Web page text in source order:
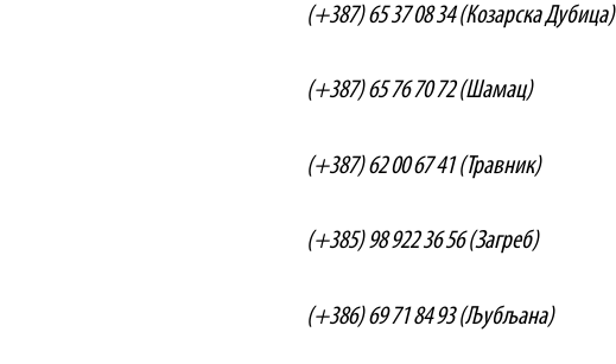
(+387) 65 37 08 34 (Козарска Дубица)
(+387) 65 76 70 72 (Шамац)
(+387) 62 00 67 41 (Травник)
(+385) 98 922 36 56 (Загреб)
(+386) 69 71 84 93 (Љубљана)